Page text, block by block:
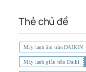
Thẻ chủ đề
Máy lạnh âm trần DAIKIN
Máy lạnh giấu trần Daiki